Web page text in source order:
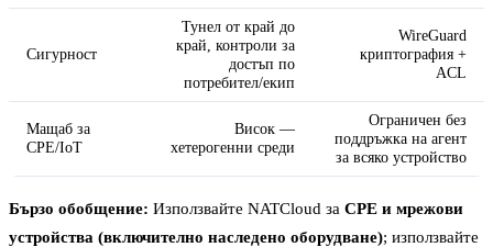
Сигурност
Тунел от край до
край, контроли за
достъп по
потребител/екип
WireGuard
криптография +
ACL
Мащаб за
CPE/IoT
Висок —
хетерогенни среди
Ограничен без
поддръжка на агент
за всяко устройство
Бързо обобщение: Използвайте NATCloud за CPE и мрежови
устройства (включително наследено оборудване); използвайте